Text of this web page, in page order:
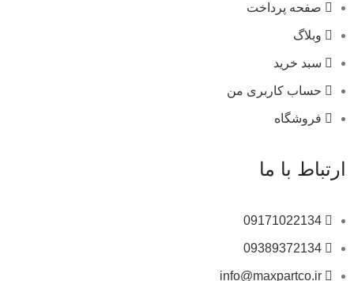
صفحه پرداخت
وبلاگ
سبد خرید
حساب کاربری من
فروشگاه
ارتباط با ما
09171022134
09389372134
info@maxpartco.ir